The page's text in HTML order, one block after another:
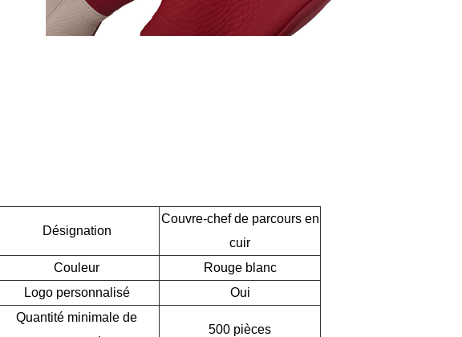
Désignation
Couvre-chef de parcours en
cuir
Couleur
Rouge blanc
Logo personnalisé Oui
Quantité minimale de
500 pièces